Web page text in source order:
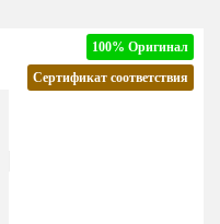
100% Оригинал
Сертификат соответствия